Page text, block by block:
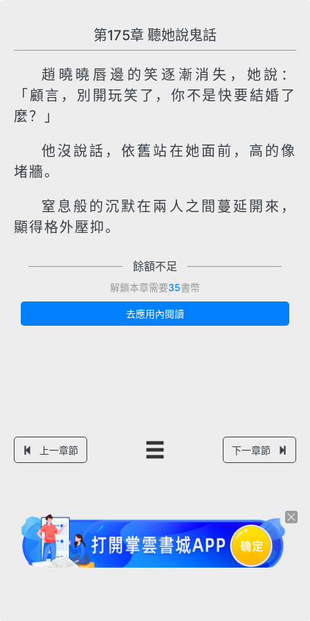
第175章 聽她說鬼話
趙曉曉唇邊的笑逐漸消失，她說：
「顧言，別開玩笑了，你不是快要結婚了
麼？」
他沒說話，依舊站在她面前，高的像
堵牆。
窒息般的沉默在兩人之間蔓延開來，
顯得格外壓抑。
餘額不足
解鎖本章需要35書幣
去應用內閱讀
上一章節 下一章節